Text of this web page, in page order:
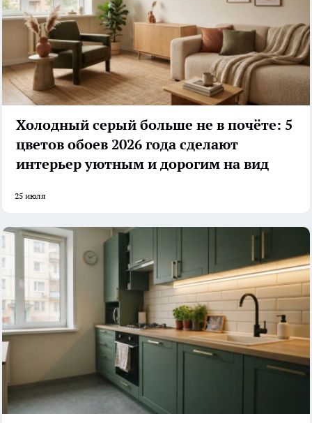
Холодный серый больше не в почёте: 5
цветов обоев 2026 года сделают
интерьер уютным и дорогим на вид
25 июля